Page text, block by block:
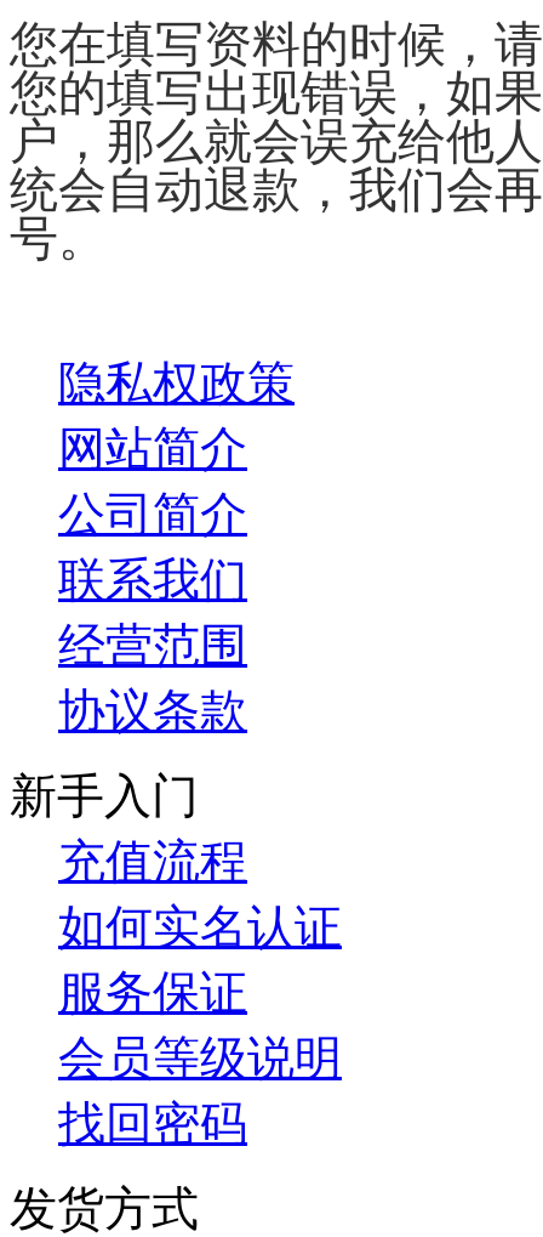
您在填写资料的时候，
您的填写出现错误，如
户，那么就会误充给他
统会自动退款，我们会
号。
隐私权政策
网站简介
公司简介
联系我们
经营范围
协议条款
新手入门
充值流程
如何实名认证
服务保证
会员等级说明
找回密码
发货方式